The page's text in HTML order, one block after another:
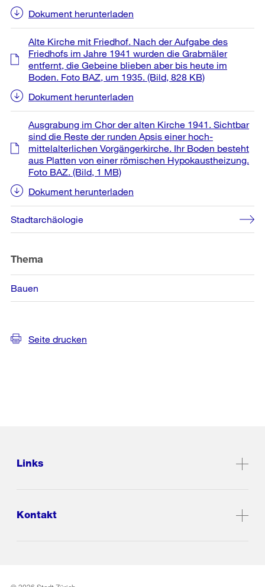
Dokument herunterladen
Alte Kirche mit Friedhof. Nach der Aufgabe des
Friedhofs im Jahre 1941 wurden die Grabmäler
entfernt, die Gebeine blieben aber bis heute im
Boden. Foto BAZ, um 1935. (Bild, 828 KB)
Dokument herunterladen
Ausgrabung im Chor der alten Kirche 1941. Sichtbar
sind die Reste der runden Apsis einer hoch-
mittelalterlichen Vorgängerkirche. Ihr Boden besteht
aus Platten von einer römischen Hypokaustheizung.
Foto BAZ. (Bild, 1 MB)
Dokument herunterladen
Stadtarchäologie
Thema
Bauen
Seite drucken
Links
Kontakt